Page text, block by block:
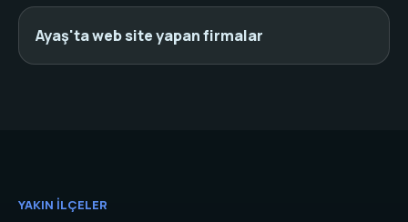
Ayaş'ta web site yapan firmalar
YAKIN İLÇELER